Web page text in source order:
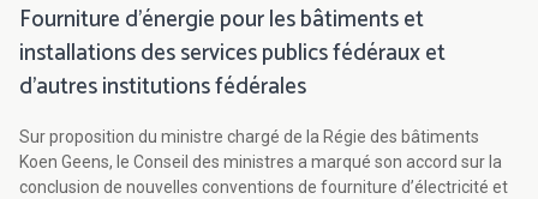
Fourniture d'énergie pour les bâtiments et
installations des services publics fédéraux et
d’autres institutions fédérales
Sur proposition du ministre chargé de la Régie des bâtiments
Koen Geens, le Conseil des ministres a marqué son accord sur la
conclusion de nouvelles conventions de fourniture d’électricité et